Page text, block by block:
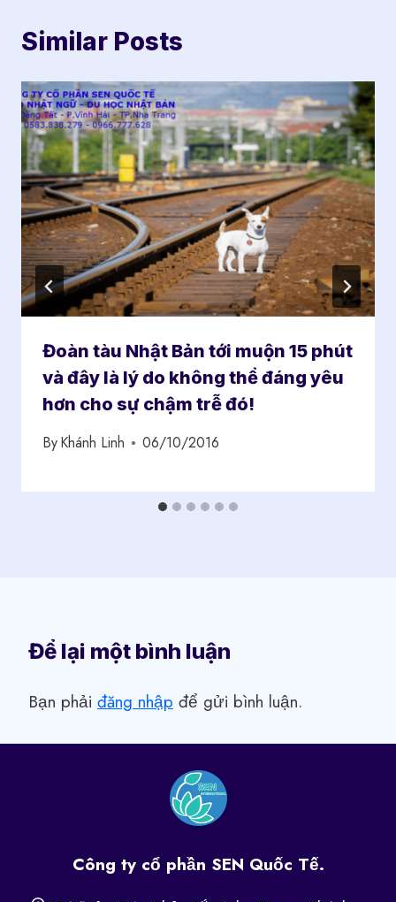
Similar Posts
Đoàn tàu Nhật Bản tới muộn 15 phút
và đây là lý do không thể đáng yêu
hơn cho sự chậm trễ đó!
ByKhánh Linh 06/10/2016
Để lại một bình luận
Bạn phải đăng nhập để gửi bình luận.
Công ty cổ phần SEN Quốc Tế.